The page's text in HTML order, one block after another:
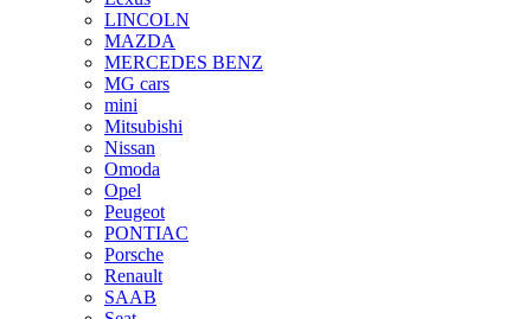
LINCOLN
MAZDA
MERCEDES BENZ
MG cars
mini
Mitsubishi
Nissan
Omoda
Opel
Peugeot
PONTIAC
Porsche
Renault
SAAB